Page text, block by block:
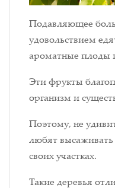
Подавляющее
удовольствием
ароматные плоды
Эти фрукты
организм и
Поэтому, не
любят
своих участках.
Такие деревья